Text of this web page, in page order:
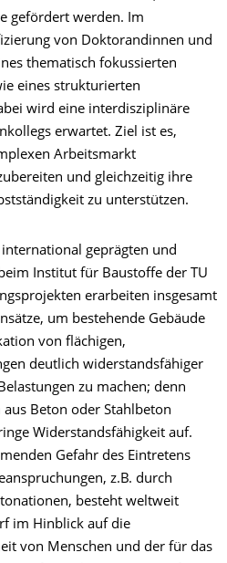
gefördert werden. Im
von Doktorandinnen und
thematisch fokussierten
eines strukturierten
wird eine interdisziplinäre
erwartet. Ziel ist es,
Arbeitsmarkt
und gleichzeitig ihre
zu unterstützen.
geprägten und
Institut für Baustoffe der TU
erarbeiten insgesamt
um bestehende Gebäude
von flächigen,
deutlich widerstandsfähiger
zu machen; denn
Beton oder Stahlbeton
Widerstandsfähigkeit auf.
Gefahr des Eintretens
z.B. durch
besteht weltweit
im Hinblick auf die
von Menschen und der für das